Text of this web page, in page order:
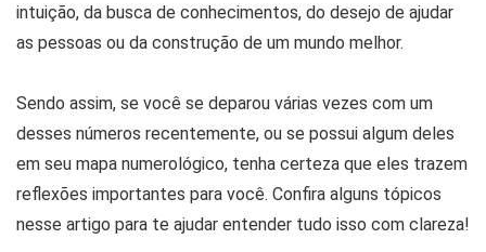
intuição, da busca de conhecimentos, do desejo de ajudar
as pessoas ou da construção de um mundo melhor.
Sendo assim, se você se deparou várias vezes com um
desses números recentemente, ou se possui algum deles
em seu mapa numerológico, tenha certeza que eles trazem
reflexões importantes para você. Confira alguns tópicos
nesse artigo para te ajudar entender tudo isso com clareza!